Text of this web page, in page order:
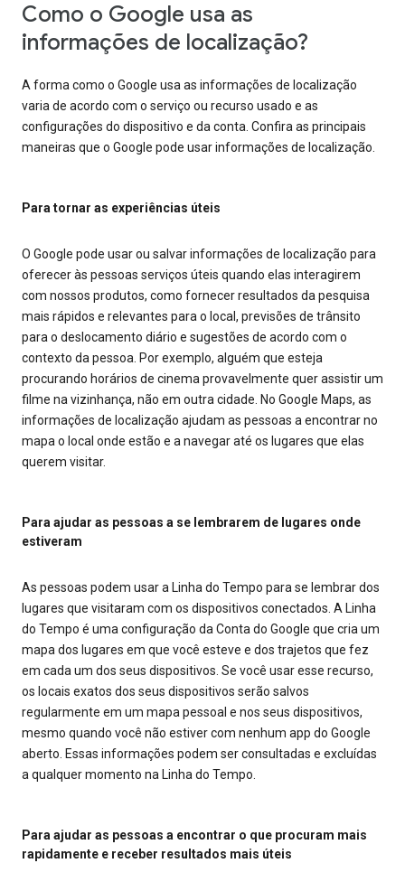
Como o Google usa as
informações de localização?
A forma como o Google usa as informações de localização
varia de acordo com o serviço ou recurso usado e as
configurações do dispositivo e da conta. Confira as principais
maneiras que o Google pode usar informações de localização.
Para tornar as experiências úteis
O Google pode usar ou salvar informações de localização para
oferecer às pessoas serviços úteis quando elas interagirem
com nossos produtos, como fornecer resultados da pesquisa
mais rápidos e relevantes para o local, previsões de trânsito
para o deslocamento diário e sugestões de acordo com o
contexto da pessoa. Por exemplo, alguém que esteja
procurando horários de cinema provavelmente quer assistir um
filme na vizinhança, não em outra cidade. No Google Maps, as
informações de localização ajudam as pessoas a encontrar no
mapa o local onde estão e a navegar até os lugares que elas
querem visitar.
Para ajudar as pessoas a se lembrarem de lugares onde
estiveram
As pessoas podem usar a Linha do Tempo para se lembrar dos
lugares que visitaram com os dispositivos conectados. A Linha
do Tempo é uma configuração da Conta do Google que cria um
mapa dos lugares em que você esteve e dos trajetos que fez
em cada um dos seus dispositivos. Se você usar esse recurso,
os locais exatos dos seus dispositivos serão salvos
regularmente em um mapa pessoal e nos seus dispositivos,
mesmo quando você não estiver com nenhum app do Google
aberto. Essas informações podem ser consultadas e excluídas
a qualquer momento na Linha do Tempo.
Para ajudar as pessoas a encontrar o que procuram mais
rapidamente e receber resultados mais úteis